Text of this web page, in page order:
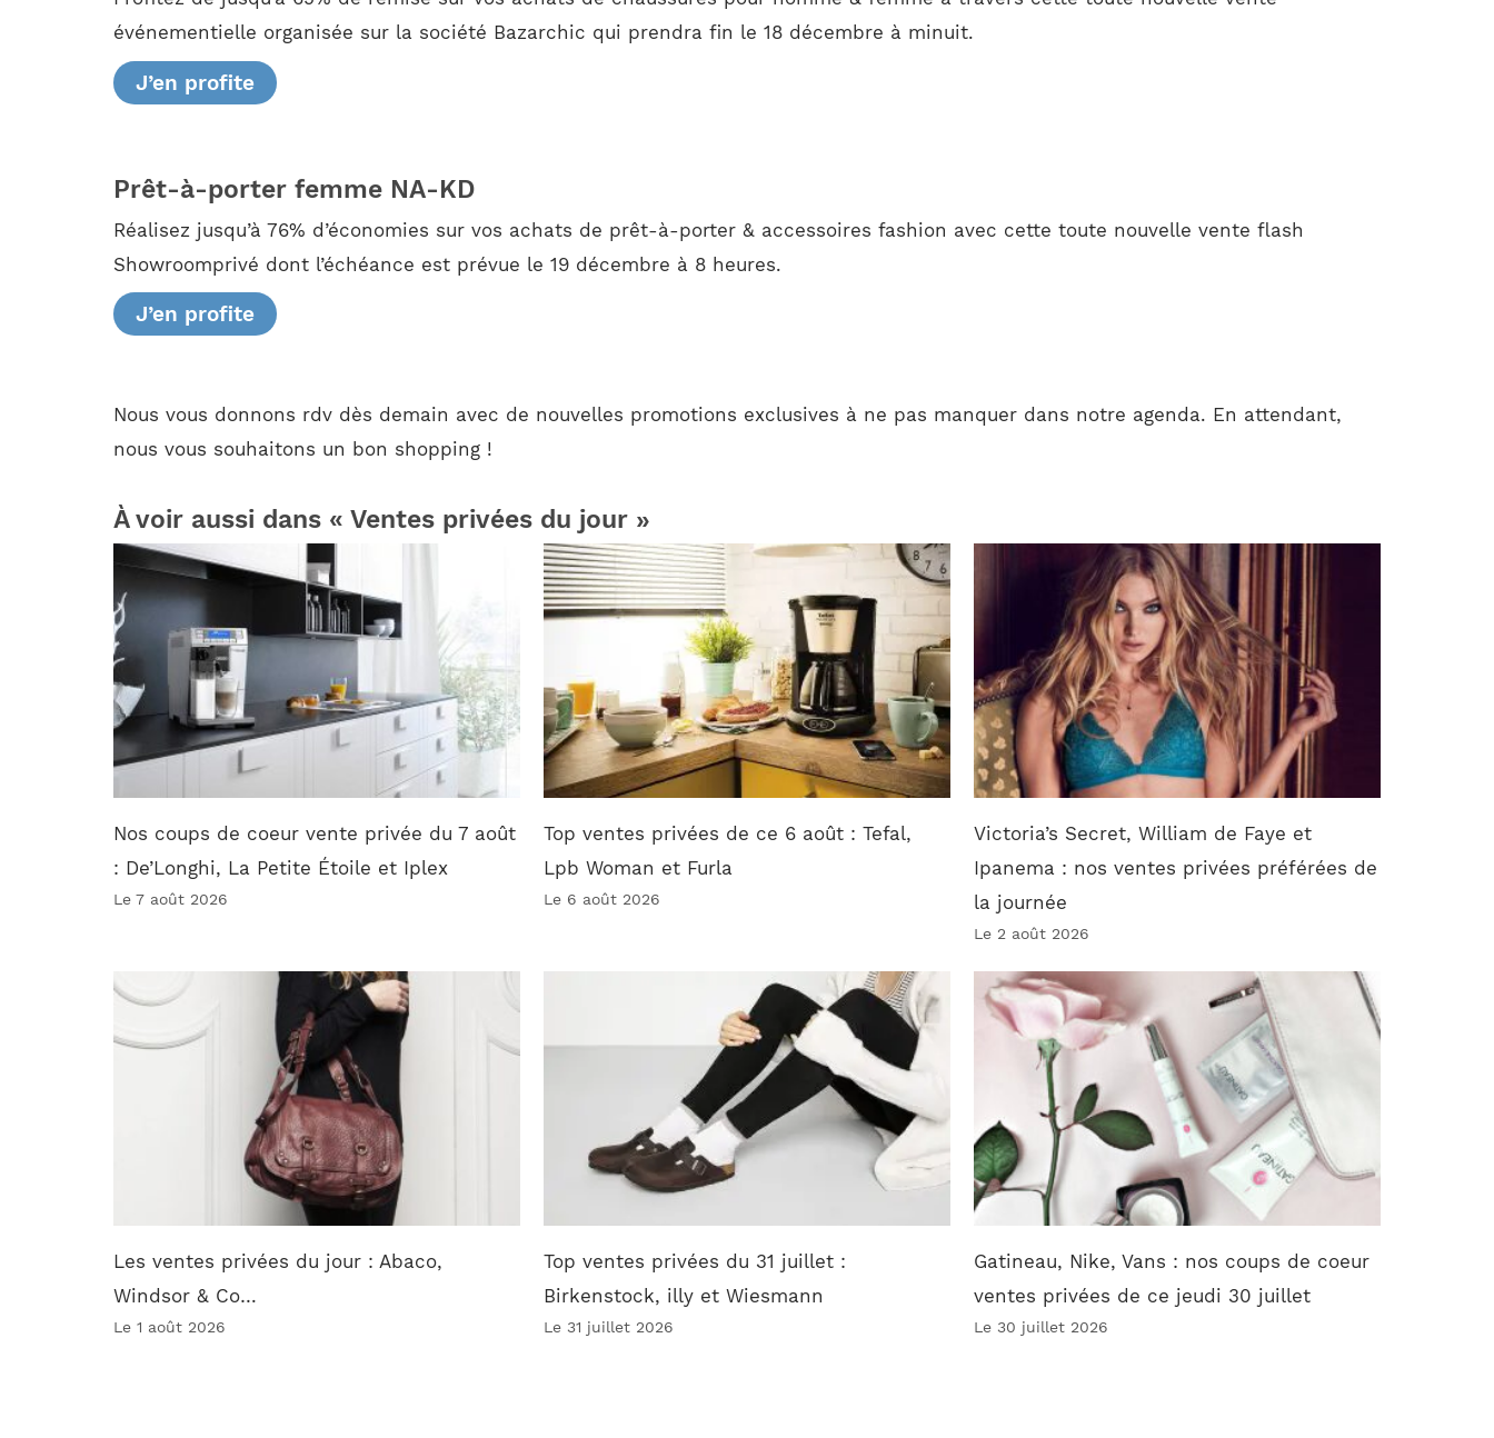
événementielle organisée sur la société Bazarchic qui prendra fin le 18 décembre à minuit.
J’en profite
Prêt-à-porter femme NA-KD
Réalisez jusqu’à 76% d’économies sur vos achats de prêt-à-porter & accessoires fashion avec cette toute nouvelle vente flash
Showroomprivé dont l’échéance est prévue le 19 décembre à 8 heures.
J’en profite
Nous vous donnons rdv dès demain avec de nouvelles promotions exclusives à ne pas manquer dans notre agenda. En attendant,
nous vous souhaitons un bon shopping !
À voir aussi dans « Ventes privées du jour »
Nos coups de coeur vente privée du 7 août
: De’Longhi, La Petite Étoile et Iplex
Le 7 août 2026
Top ventes privées de ce 6 août : Tefal,
Lpb Woman et Furla
Le 6 août 2026
Victoria’s Secret, William de Faye et
Ipanema : nos ventes privées préférées de
la journée
Le 2 août 2026
Les ventes privées du jour : Abaco,
Windsor & Co…
Le 1 août 2026
Top ventes privées du 31 juillet :
Birkenstock, illy et Wiesmann
Le 31 juillet 2026
Gatineau, Nike, Vans : nos coups de coeur
ventes privées de ce jeudi 30 juillet
Le 30 juillet 2026